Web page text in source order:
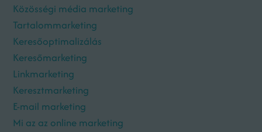
Közösségi média marketing
Tartalommarketing
Keresőoptimalizálás
Keresőmarketing
Linkmarketing
Keresztmarketing
E-mail marketing
Mi az az online marketing